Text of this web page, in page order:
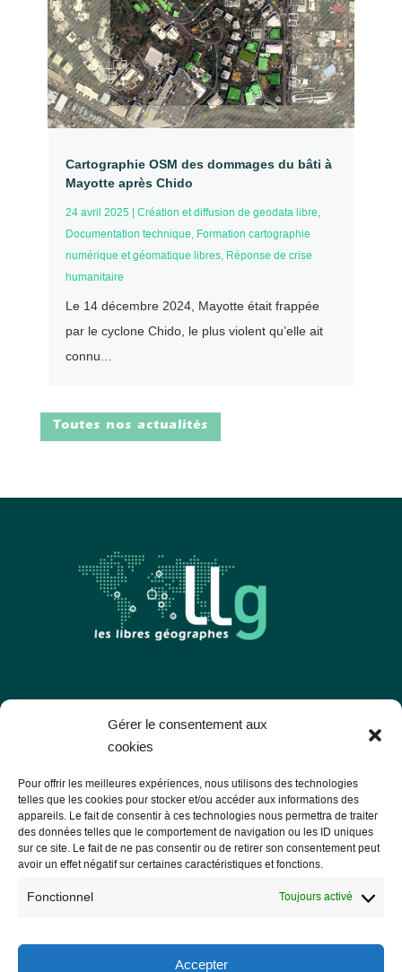
Gérer le consentement aux
cookies
Pour offrir les meilleures expériences, nous utilisons des technologies
telles que les cookies pour stocker et/ou accéder aux informations des
appareils. Le fait de consentir à ces technologies nous permettra de traiter
des données telles que le comportement de navigation ou les ID uniques
sur ce site. Le fait de ne pas consentir ou de retirer son consentement peut
avoir un effet négatif sur certaines caractéristiques et fonctions.
Fonctionnel Toujours activé
Accepter
Cartographie OSM des dommages du bâti à
Mayotte après Chido
24 avril 2025 Création et diffusion de geodata libre,
Documentation technique, Formation cartographie
numérique et géomatique libres, Réponse de crise
humanitaire
Le 14 décembre 2024, Mayotte était frappée
par le cyclone Chido, le plus violent qu’elle ait
connu...
Toutes nos actualités
Les Libres Géographes
56000 Vannes
— Nous contacter